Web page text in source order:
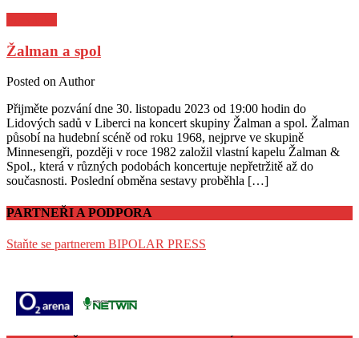
Žalman a spol
Posted on Author
Přijměte pozvání dne 30. listopadu 2023 od 19:00 hodin do
Lidových sadů v Liberci na koncert skupiny Žalman a spol. Žalman
působí na hudební scéně od roku 1968, nejprve ve skupině
Minnesengři, později v roce 1982 založil vlastní kapelu Žalman &
Spol., která v různých podobách koncertuje nepřetržitě až do
současnosti. Poslední obměna sestavy proběhla […]
PARTNEŘI A PODPORA
Staňte se partnerem BIPOLAR PRESS